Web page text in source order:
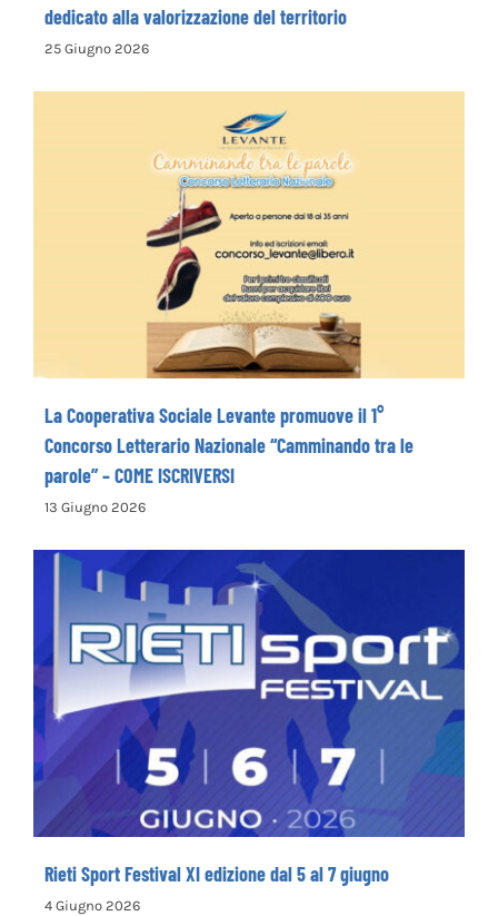
dedicato alla valorizzazione del territorio
25 Giugno 2026
La Cooperativa Sociale Levante promuove
il 1° Concorso Letterario Nazionale
“Camminando tra le parole” – COME
ISCRIVERSI
La Cooperativa Sociale Levante promuove il 1°
Concorso Letterario Nazionale “Camminando tra le
parole” – COME ISCRIVERSI
13 Giugno 2026
Rieti Sport Festival XI edizione dal 5 al 7
Rieti Sport Festival XI edizione dal 5 al 7 giugno
4 Giugno 2026